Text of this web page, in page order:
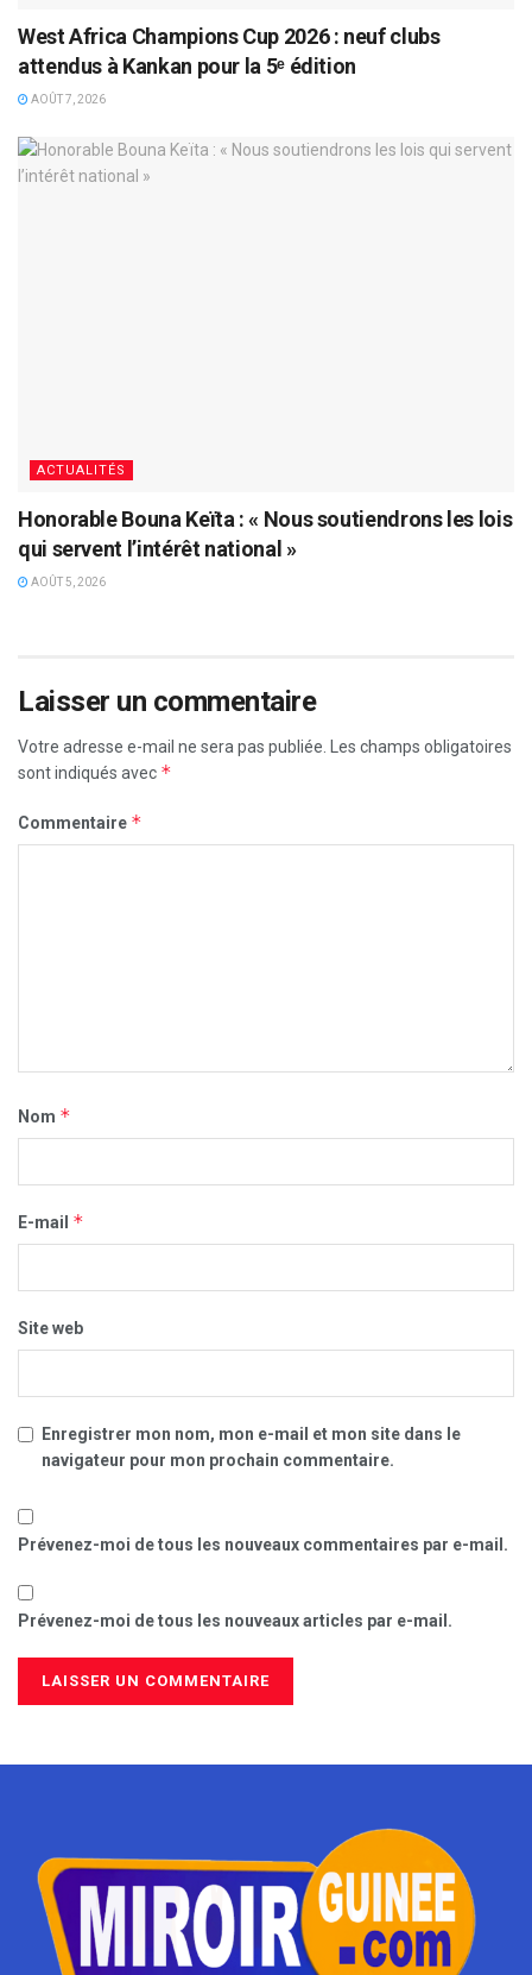
West Africa Champions Cup 2026 : neuf clubs
attendus à Kankan pour la 5ᵉ édition
AOÛT 7, 2026
ACTUALITÉS
Honorable Bouna Keïta : « Nous soutiendrons les lois
qui servent l’intérêt national »
AOÛT 5, 2026
Laisser un commentaire
Votre adresse e-mail ne sera pas publiée.
Les champs obligatoires
sont indiqués avec *
Commentaire *
Nom *
E-mail *
Site web
Enregistrer mon nom, mon e-mail et mon site dans le
navigateur pour mon prochain commentaire.
Prévenez-moi de tous les nouveaux commentaires par e-mail.
Prévenez-moi de tous les nouveaux articles par e-mail.